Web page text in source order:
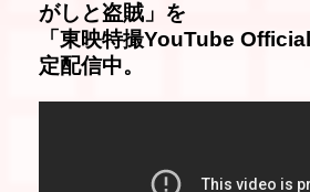
がしと盗賊」を
「東映特撮YouTube
定配信中。